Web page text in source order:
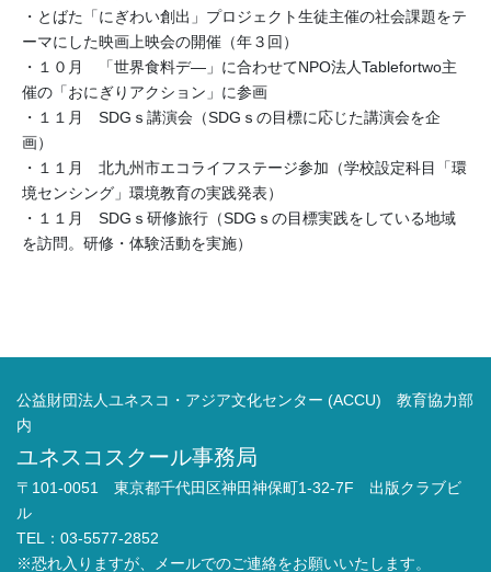
・とばた「にぎわい創出」プロジェクト生徒主催の社会課題をテ
ーマにした映画上映会の開催（年３回）
・１０月 「世界食料デ―」に合わせてNPO法人Tablefortwo主
催の「おにぎりアクション」に参画
・１１月 SDGｓ講演会（SDGｓの目標に応じた講演会を企
画）
・１１月 北九州市エコライフステージ参加（学校設定科目「環
境センシング」環境教育の実践発表）
・１１月 SDGｓ研修旅行（SDGｓの目標実践をしている地域
を訪問。研修・体験活動を実施）
公益財団法人ユネスコ・アジア文化センター (ACCU) 教育協力部
内
ユネスコスクール事務局
〒101-0051 東京都千代田区神田神保町1-32-7F 出版クラブビ
ル
TEL：03-5577-2852
※恐れ入りますが、メールでのご連絡をお願いいたします。